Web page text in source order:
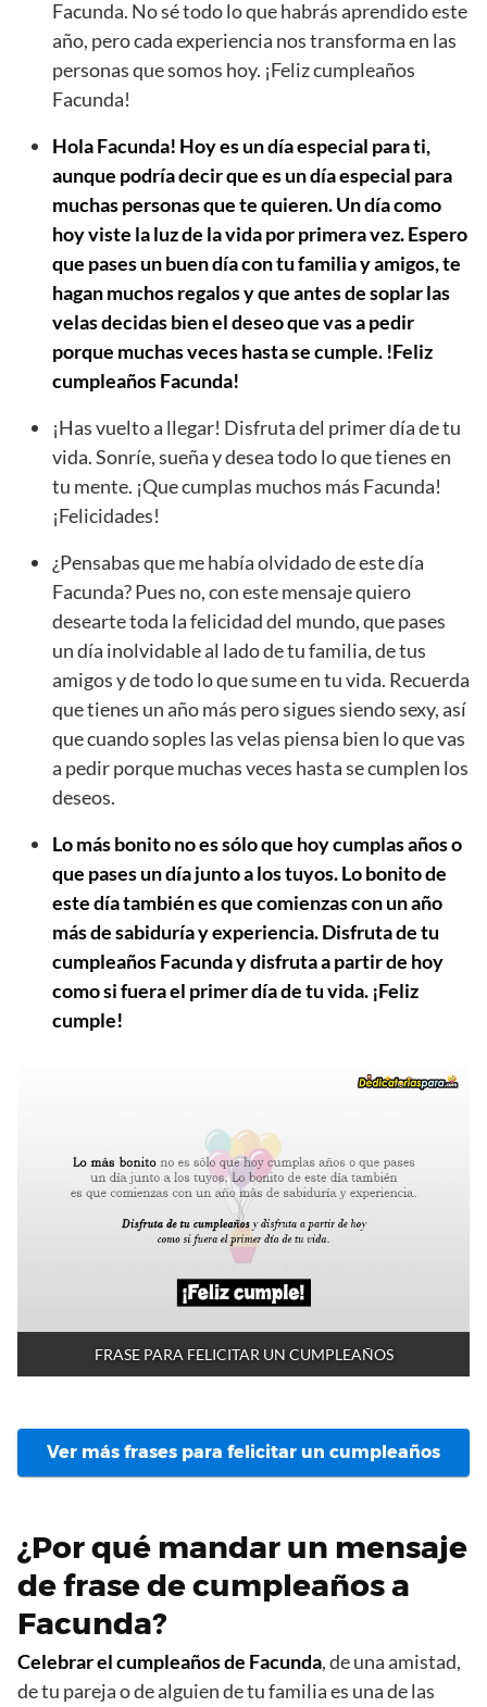
Facunda. No sé todo lo que habrás aprendido este
año, pero cada experiencia nos transforma en las
personas que somos hoy. ¡Feliz cumpleaños
Facunda!
Hola Facunda! Hoy es un día especial para ti,
aunque podría decir que es un día especial para
muchas personas que te quieren. Un día como
hoy viste la luz de la vida por primera vez. Espero
que pases un buen día con tu familia y amigos, te
hagan muchos regalos y que antes de soplar las
velas decidas bien el deseo que vas a pedir
porque muchas veces hasta se cumple. !Feliz
cumpleaños Facunda!
¡Has vuelto a llegar! Disfruta del primer día de tu
vida. Sonríe, sueña y desea todo lo que tienes en
tu mente. ¡Que cumplas muchos más Facunda!
¡Felicidades!
¿Pensabas que me había olvidado de este día
Facunda? Pues no, con este mensaje quiero
desearte toda la felicidad del mundo, que pases
un día inolvidable al lado de tu familia, de tus
amigos y de todo lo que sume en tu vida. Recuerda
que tienes un año más pero sigues siendo sexy, así
que cuando soples las velas piensa bien lo que vas
a pedir porque muchas veces hasta se cumplen los
deseos.
Lo más bonito no es sólo que hoy cumplas años o
que pases un día junto a los tuyos. Lo bonito de
este día también es que comienzas con un año
más de sabiduría y experiencia. Disfruta de tu
cumpleaños Facunda y disfruta a partir de hoy
como si fuera el primer día de tu vida. ¡Feliz
cumple!
FRASE PARA FELICITAR UN CUMPLEAÑOS
Ver más frases para felicitar un cumpleaños
¿Por qué mandar un mensaje
de frase de cumpleaños a
Facunda?
Celebrar el cumpleaños de Facunda, de una amistad,
de tu pareja o de alguien de tu familia es una de las